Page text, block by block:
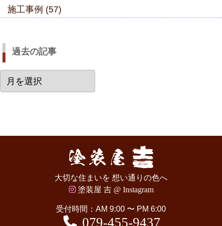
施工事例 (57)
過去の記事
去
大切な住まいを 想い通りの色へ
塗装屋 吉 @ Instagram
受付時間：AM 9:00 〜 PM 6:00
079-455-9437